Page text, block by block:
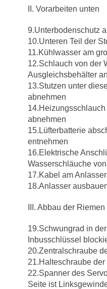
II. Vorarbeiten unten
9.Unterbodenschutz
10.Unteren Teil der
11.Kühlwasser am
12.Schlauch von der
Ausgleichsbehälter
13.Stutzen unter
abnehmen
abnehmen
15.Lüfterbatterie
entnehmen
16.Elektrische
Wasserschläuche
17.Kabel am
18.Anlasser
III. Abbau der
19.Schwungrad in
Inbusschlüssel
20.Zentralschraube
21.Halteschraube
22.Spanner des
Seite ist